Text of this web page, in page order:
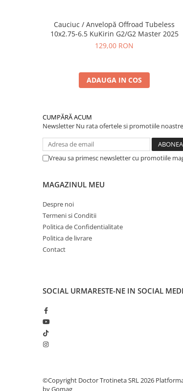
Cauciuc / Anvelopă Offroad Tubeless
10x2.75-6.5 KuKirin G2/G2 Master 2025
129,00 RON
ADAUGA IN COS
CUMPĂRĂ ACUM
Newsletter Nu rata ofertele si promotiile noastre
Vreau sa primesc newsletter cu promotiile
MAGAZINUL MEU
Despre noi
Termeni si Conditii
Politica de Confidentialitate
Politica de livrare
Contact
SOCIAL URMARESTE-NE IN SOCIAL
©Copyright Doctor Trotineta SRL 2026
by Gomag